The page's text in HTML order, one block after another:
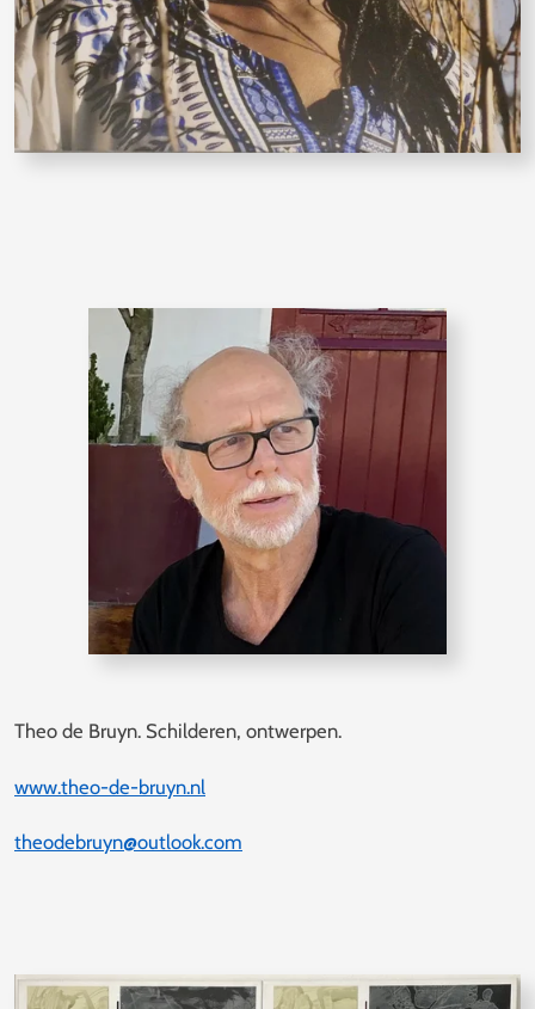
Theo de Bruyn. Schilderen, ontwerpen.
www.theo-de-bruyn.nl
theodebruyn@outlook.com